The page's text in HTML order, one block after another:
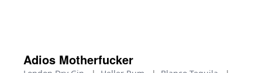
Adios Motherfucker